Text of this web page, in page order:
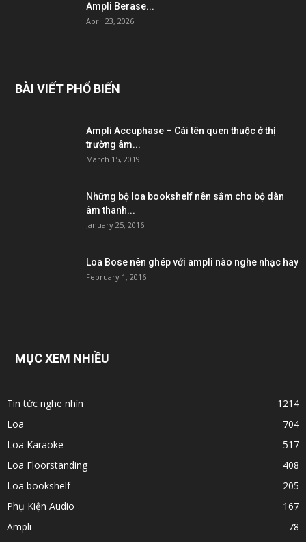
Ampli Berase...
April 23, 2026
BÀI VIẾT PHỔ BIẾN
Ampli Accuphase – Cái tên quen thuộc ở thị
trường âm...
March 15, 2019
Những bộ loa bookshelf nên sắm cho bộ dàn
âm thanh...
January 25, 2016
Loa Bose nên ghép với ampli nào nghe nhạc hay
February 1, 2016
MỤC XEM NHIỀU
Tin tức nghe nhìn
1214
Loa
704
Loa Karaoke
517
Loa Floorstanding
408
Loa bookshelf
205
Phụ Kiện Audio
167
Ampli
78